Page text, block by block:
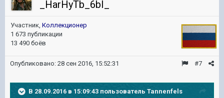
_HarHyTb_6bI_
Участник, Коллекционер
1 673 публикации
13 490 боёв
#7
Опубликовано: 28 сен 2016, 15:52:31
В 28.09.2016 в 15:09:43 пользователь Tannenfels